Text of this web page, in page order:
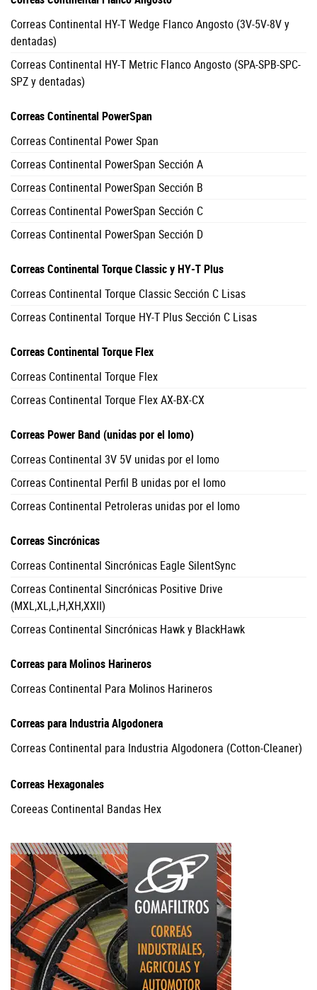
Correas Continental HY-T Wedge Flanco Angosto (3V-5V-8V y
dentadas)
Correas Continental HY-T Metric Flanco Angosto (SPA-SPB-SPC-
SPZ y dentadas)
Correas Continental PowerSpan
Correas Continental Power Span
Correas Continental PowerSpan Sección A
Correas Continental PowerSpan Sección B
Correas Continental PowerSpan Sección C
Correas Continental PowerSpan Sección D
Correas Continental Torque Classic y HY-T Plus
Correas Continental Torque Classic Sección C Lisas
Correas Continental Torque HY-T Plus Sección C Lisas
Correas Continental Torque Flex
Correas Continental Torque Flex
Correas Continental Torque Flex AX-BX-CX
Correas Power Band (unidas por el lomo)
Correas Continental 3V 5V unidas por el lomo
Correas Continental Perfil B unidas por el lomo
Correas Continental Petroleras unidas por el lomo
Correas Sincrónicas
Correas Continental Sincrónicas Eagle SilentSync
Correas Continental Sincrónicas Positive Drive
(MXL,XL,L,H,XH,XXII)
Correas Continental Sincrónicas Hawk y BlackHawk
Correas para Molinos Harineros
Correas Continental Para Molinos Harineros
Correas para Industria Algodonera
Correas Continental para Industria Algodonera (Cotton-Cleaner)
Correas Hexagonales
Coreeas Continental Bandas Hex